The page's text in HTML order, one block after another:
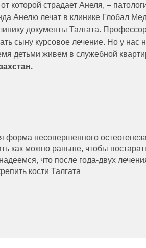
которой страдает Анеля, –
Анелю лечат в клинике Глобал
документы Талгата.
сыну курсовое лечение. Но у нас
детьми живем в служебной
форма несовершенного
как можно раньше, чтобы
что после года-двух
кости Талгата